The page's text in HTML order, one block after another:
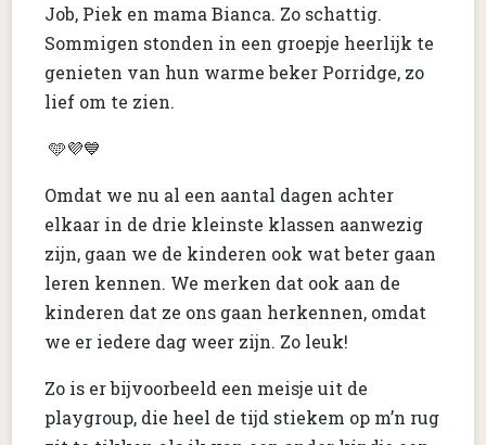
Job, Piek en mama Bianca. Zo schattig.
Sommigen stonden in een groepje heerlijk te
genieten van hun warme beker Porridge, zo
lief om te zien.
🩵💜💙
Omdat we nu al een aantal dagen achter
elkaar in de drie kleinste klassen aanwezig
zijn, gaan we de kinderen ook wat beter gaan
leren kennen. We merken dat ook aan de
kinderen dat ze ons gaan herkennen, omdat
we er iedere dag weer zijn. Zo leuk!
Zo is er bijvoorbeeld een meisje uit de
playgroup, die heel de tijd stiekem op m’n rug